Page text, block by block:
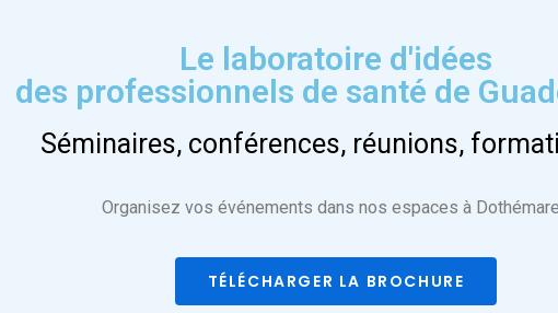
Le laboratoire d'idées
des professionnels de santé de
Séminaires, conférences, réunions,
Organisez vos événements dans nos espaces à
TÉLÉCHARGER LA BROCHURE